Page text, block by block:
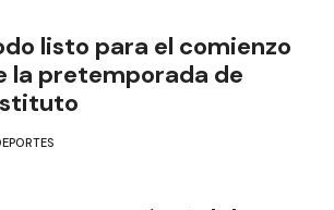
listo para el comienzo
la pretemporada de